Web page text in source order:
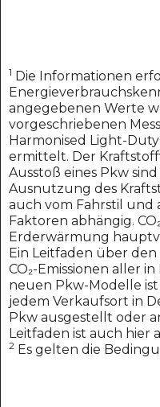
1 Die Informationen
angegebenen Werte
vorgeschriebenen
Harmonised Light-
ermittelt. Der
Ausstoß eines Pkw
Ausnutzung des
auch vom Fahrstil und
Faktoren abhängig.
Erderwärmung
Ein Leitfaden über
CO₂-Emissionen aller
neuen Pkw-Modelle
jedem Verkaufsort in
Pkw ausgestellt oder
Leitfaden ist auch hier
2 Es gelten die